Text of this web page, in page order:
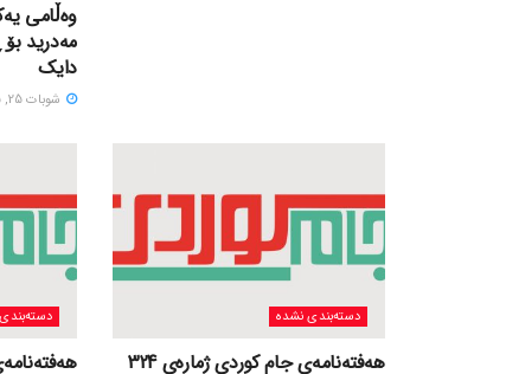
وەڵامی
مەدرید
دایک
شوبات 25, 2025
دسته‌بندی نشده
هەفتەنامەی جام کوردی ژمارەی 324